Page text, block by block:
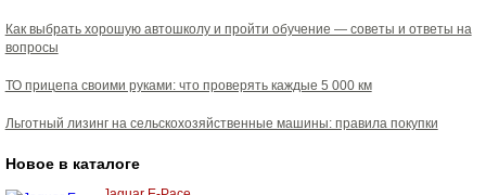
Как выбрать хорошую автошколу и пройти обучение — советы и ответы на
вопросы
ТО прицепа своими руками: что проверять каждые 5 000 км
Льготный лизинг на сельскохозяйственные машины: правила покупки
Новое в каталоге